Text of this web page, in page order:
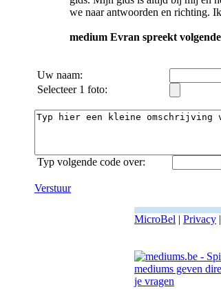
we naar antwoorden en richting.
medium Evran spreekt
Uw naam:
Selecteer 1 foto:
Typ volgende code over:
Verstuur
MicroBel | Privacy |